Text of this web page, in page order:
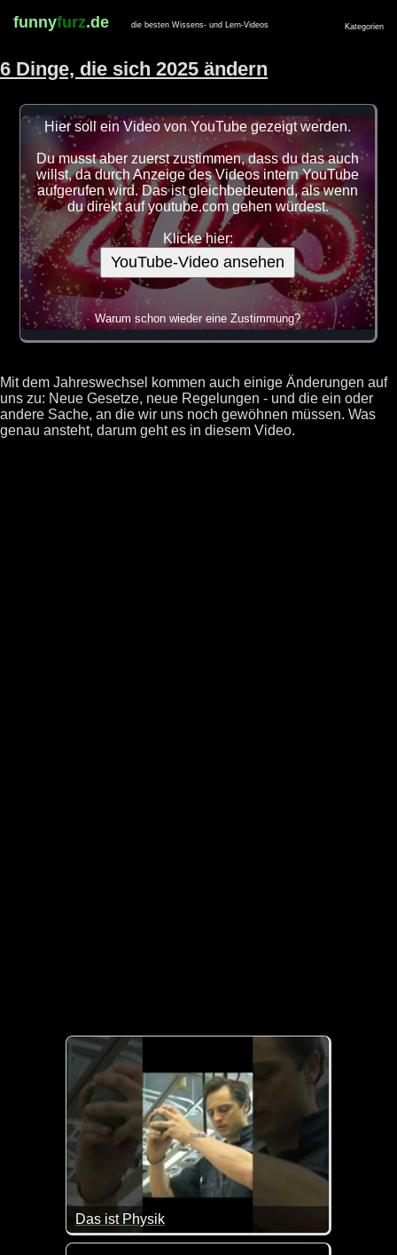
funnyfurz.de die besten Wissens- und Lern-Videos Kategorien
6 Dinge, die sich 2025 ändern
Hier soll ein Video von YouTube gezeigt werden.
Du musst aber zuerst zustimmen, dass du das auch
willst, da durch Anzeige des Videos intern YouTube
aufgerufen wird. Das ist gleichbedeutend, als wenn
du direkt auf youtube.com gehen würdest.
Klicke hier:
YouTube-Video ansehen
Warum schon wieder eine Zustimmung?
Mit dem Jahreswechsel kommen auch einige Änderungen auf
uns zu: Neue Gesetze, neue Regelungen - und die ein oder
andere Sache, an die wir uns noch gewöhnen müssen. Was
genau ansteht, darum geht es in diesem Video.
Das ist Physik
Immer wieder faszinierend die Physik. Man guckt